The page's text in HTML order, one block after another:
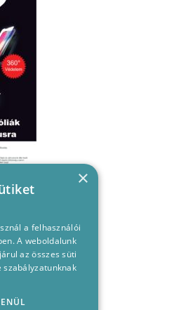
×
a felhasználói
A weboldalunk
az összes süti
szabályzatunknak